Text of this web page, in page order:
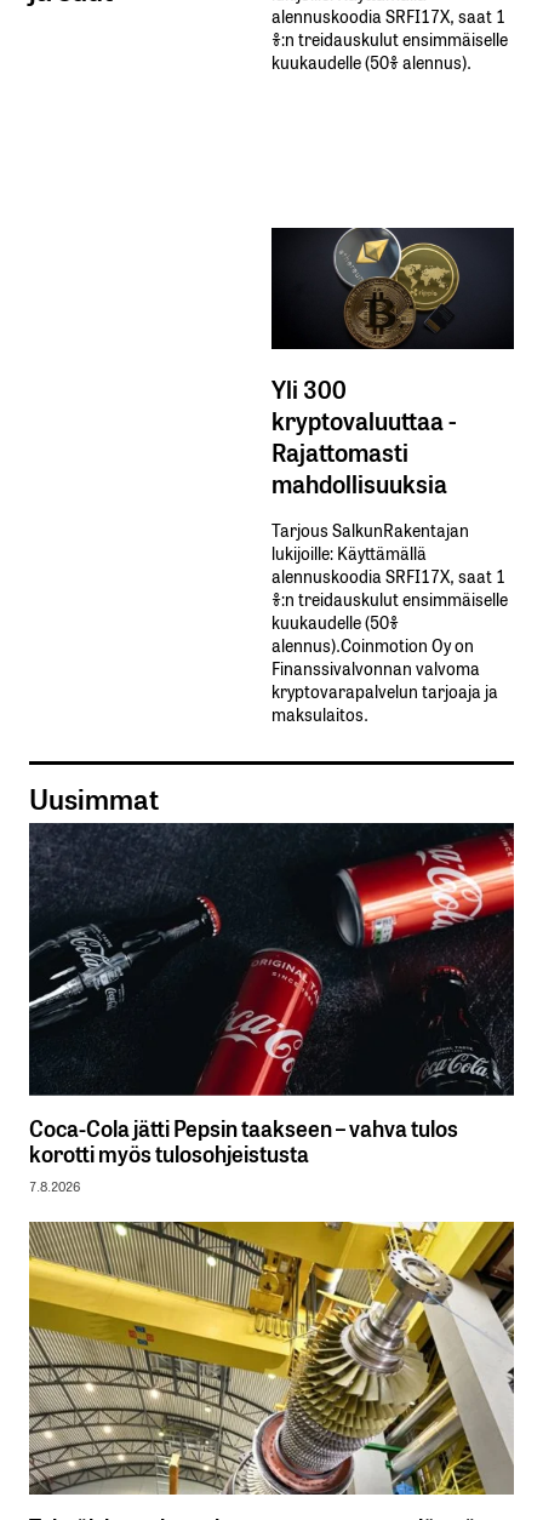
alennuskoodia​ ​SRFI17X,​ ​saat​ ​1
%:n treidauskulut​ ​ensimmäiselle​ ​
kuukaudelle​ ​(50%​ ​alennus).
Yli 300
kryptovaluuttaa -
Rajattomasti
mahdollisuuksia
Tarjous SalkunRakentajan
lukijoille: Käyttämällä​ ​
alennuskoodia​ ​SRFI17X,​ ​saat​ ​1
%:n treidauskulut​ ​ensimmäiselle​ ​
kuukaudelle​ ​(50%​ ​
alennus).Coinmotion Oy on
Finanssivalvonnan valvoma
kryptovarapalvelun tarjoaja ja
maksulaitos.
Uusimmat
Coca-Cola jätti Pepsin taakseen – vahva tulos
korotti myös tulosohjeistusta
7.8.2026